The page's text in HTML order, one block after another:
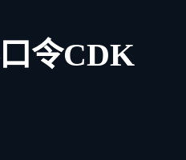
令CDK